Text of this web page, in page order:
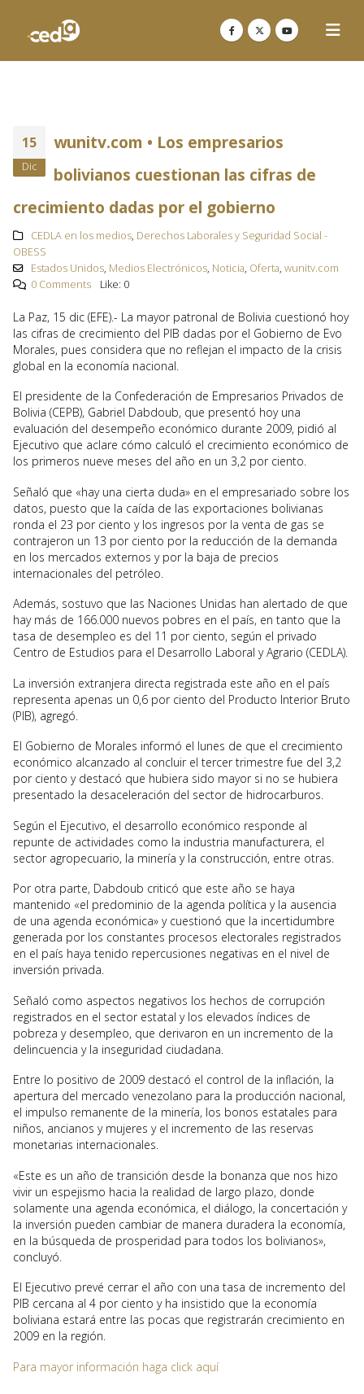
15
Dic
wunitv.com • Los empresarios
bolivianos cuestionan las cifras de
crecimiento dadas por el gobierno
CEDLA en los medios, Derechos Laborales y Seguridad Social -
OBESS
Estados Unidos, Medios Electrónicos, Noticia, Oferta, wunitv.com
0 Comments
Like: 0
La Paz, 15 dic (EFE).- La mayor patronal de Bolivia cuestionó hoy
las cifras de crecimiento del PIB dadas por el Gobierno de Evo
Morales, pues considera que no reflejan el impacto de la crisis
global en la economía nacional.
El presidente de la Confederación de Empresarios Privados de
Bolivia (CEPB), Gabriel Dabdoub, que presentó hoy una
evaluación del desempeño económico durante 2009, pidió al
Ejecutivo que aclare cómo calculó el crecimiento económico de
los primeros nueve meses del año en un 3,2 por ciento.
Señaló que «hay una cierta duda» en el empresariado sobre los
datos, puesto que la caída de las exportaciones bolivianas
ronda el 23 por ciento y los ingresos por la venta de gas se
contrajeron un 13 por ciento por la reducción de la demanda
en los mercados externos y por la baja de precios
internacionales del petróleo.
Además, sostuvo que las Naciones Unidas han alertado de que
hay más de 166.000 nuevos pobres en el país, en tanto que la
tasa de desempleo es del 11 por ciento, según el privado
Centro de Estudios para el Desarrollo Laboral y Agrario (CEDLA).
La inversión extranjera directa registrada este año en el país
representa apenas un 0,6 por ciento del Producto Interior Bruto
(PIB), agregó.
El Gobierno de Morales informó el lunes de que el crecimiento
económico alcanzado al concluir el tercer trimestre fue del 3,2
por ciento y destacó que hubiera sido mayor si no se hubiera
presentado la desaceleración del sector de hidrocarburos.
Según el Ejecutivo, el desarrollo económico responde al
repunte de actividades como la industria manufacturera, el
sector agropecuario, la minería y la construcción, entre otras.
Por otra parte, Dabdoub criticó que este año se haya
mantenido «el predominio de la agenda política y la ausencia
de una agenda económica» y cuestionó que la incertidumbre
generada por los constantes procesos electorales registrados
en el país haya tenido repercusiones negativas en el nivel de
inversión privada.
Señaló como aspectos negativos los hechos de corrupción
registrados en el sector estatal y los elevados índices de
pobreza y desempleo, que derivaron en un incremento de la
delincuencia y la inseguridad ciudadana.
Entre lo positivo de 2009 destacó el control de la inflación, la
apertura del mercado venezolano para la producción nacional,
el impulso remanente de la minería, los bonos estatales para
niños, ancianos y mujeres y el incremento de las reservas
monetarias internacionales.
«Este es un año de transición desde la bonanza que nos hizo
vivir un espejismo hacia la realidad de largo plazo, donde
solamente una agenda económica, el diálogo, la concertación y
la inversión pueden cambiar de manera duradera la economía,
en la búsqueda de prosperidad para todos los bolivianos»,
concluyó.
El Ejecutivo prevé cerrar el año con una tasa de incremento del
PIB cercana al 4 por ciento y ha insistido que la economía
boliviana estará entre las pocas que registrarán crecimiento en
2009 en la región.
Para mayor información haga click aquí